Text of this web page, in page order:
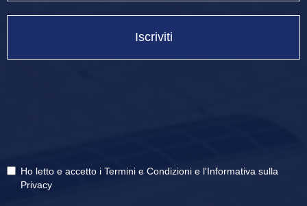
Iscriviti
Ho letto e accetto i Termini e Condizioni e l'Informativa sulla
Privacy